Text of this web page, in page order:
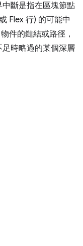
斷是指在區塊節點
Flex 行) 的可能中
件的鏈結或路徑，
時略過的某個深層